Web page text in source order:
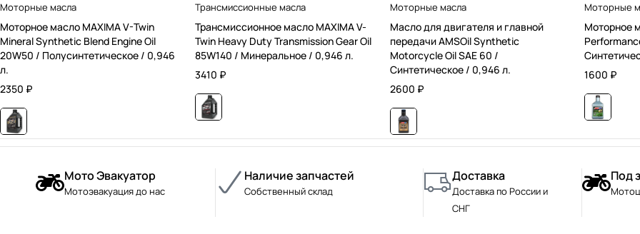
Моторные масла
Моторное масло MAXIMA V-Twin
Mineral Synthetic Blend Engine Oil
20W50 / Полусинтетическое / 0,946
л.
2350 ₽
Трансмиссионные масла
Трансмиссионное масло MAXIMA V-
Twin Heavy Duty Transmission Gear Oil
85W140 / Минеральное / 0,946 л.
3410 ₽
Моторные масла
Масло для двигателя и главной
передачи AMSOil Synthetic
Motorcycle Oil SAE 60 /
Синтетическое / 0,946 л.
2600 ₽
Моторные
Моторное
1600 ₽
Мото Эвакуатор
Мотоэвакуация до нас
Наличие запчастей
Собственный склад
Доставка
Доставка по России и
СНГ
Под